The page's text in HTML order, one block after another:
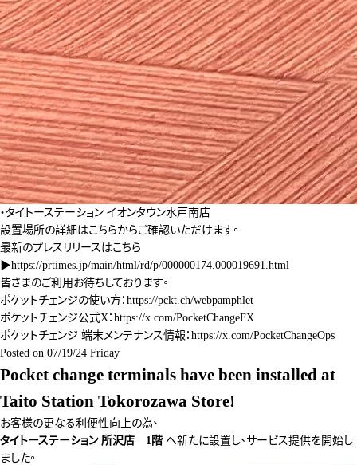
・タイトーステーション イオンタウン水戸南店
設置場所の詳細はこちらからご確認いただけます。
最新のプレスリリースはこちら
▶https://prtimes.jp/main/html/rd/p/000000174.000019691.html
皆さまのご利用お待ちしております。
ポケットチェンジの使い方： https://pckt.ch/webpamphlet
ポケットチェンジ公式X： https://x.com/PocketChangeFX
ポケットチェンジ 端末メンテナンス情報： https://x.com/PocketChangeOps
Posted on 07/19/24 Friday
Pocket change terminals have been installed at
Taito Station Tokorozawa Store!
お客様の更なる利便性向上の為、
タイトーステーション 所沢店 1階 へ新たに設置し、サービス提供を開始し
ました。